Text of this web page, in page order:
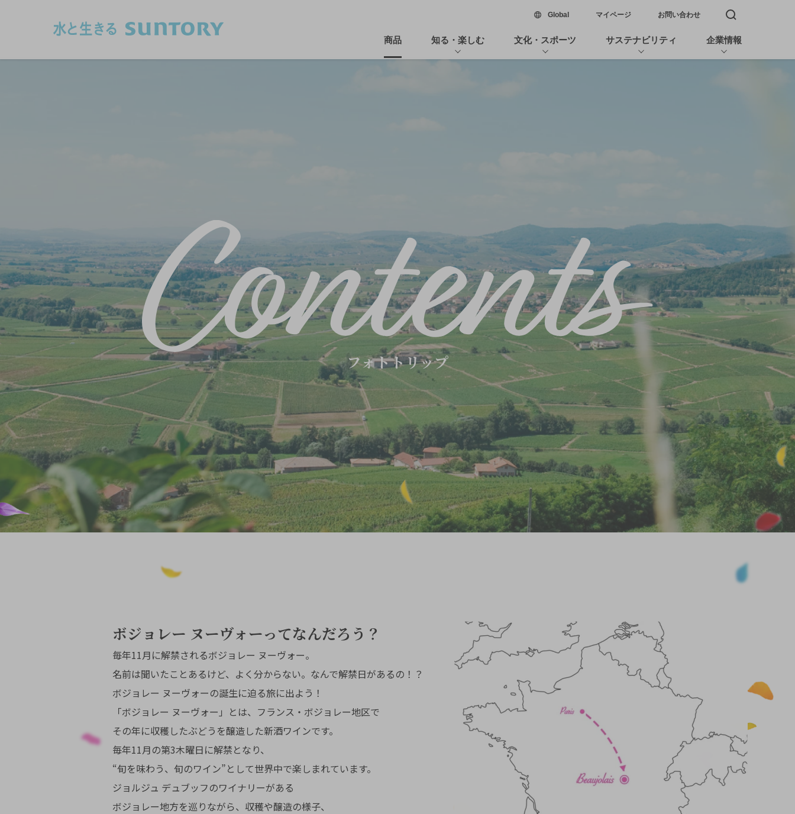
Global新しいウィンドウで開く
マイページ お問い合わせ 検索窓を開く
商品 知る・楽しむ 文化・スポーツ サステナビリティ 企業情報
フォトトリップ
ボジョレー ヌーヴォーってなんだろう？
毎年11月に解禁されるボジョレー ヌーヴォー。
名前は聞いたことあるけど、よく分からない。なんで解禁日があるの！？
ボジョレー ヌーヴォーの誕生に迫る旅に出よう！
「ボジョレー ヌーヴォー」とは、フランス・ボジョレー地区で
その年に収穫したぶどうを醸造した新酒ワインです。
毎年11月の第3木曜日に解禁となり、
“旬を味わう、旬のワイン”として世界中で楽しまれています。
ジョルジュ デュブッフのワイナリーがある
ボジョレー地方を巡りながら、収穫や醸造の様子、